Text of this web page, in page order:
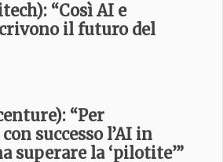
“Così AI e
il futuro del
“Per
successo l’AI in
superare la ‘pilotite’”